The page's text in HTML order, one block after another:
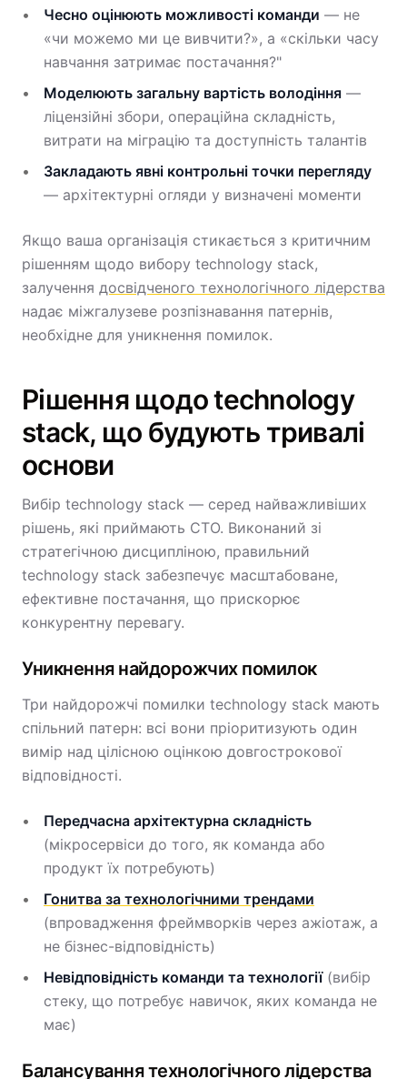
Чесно оцінюють можливості команди — не
«чи можемо ми це вивчити?», а «скільки часу
навчання затримає постачання?"
Моделюють загальну вартість володіння —
ліцензійні збори, операційна складність,
витрати на міграцію та доступність талантів
Закладають явні контрольні точки перегляду
— архітектурні огляди у визначені моменти
Якщо ваша організація стикається з критичним
рішенням щодо вибору technology stack,
залучення досвідченого технологічного лідерства
надає міжгалузеве розпізнавання патернів,
необхідне для уникнення помилок.
Рішення щодо technology
stack, що будують тривалі
основи
Вибір technology stack — серед найважливіших
рішень, які приймають CTO. Виконаний зі
стратегічною дисципліною, правильний
technology stack забезпечує масштабоване,
ефективне постачання, що прискорює
конкурентну перевагу.
Уникнення найдорожчих помилок
Три найдорожчі помилки technology stack мають
спільний патерн: всі вони пріоритизують один
вимір над цілісною оцінкою довгострокової
відповідності.
Передчасна архітектурна складність
(мікросервіси до того, як команда або
продукт їх потребують)
Гонитва за технологічними трендами
(впровадження фреймворків через ажіотаж, а
не бізнес-відповідність)
Невідповідність команди та технології(вибір
стеку, що потребує навичок, яких команда не
має)
Балансування технологічного лідерства